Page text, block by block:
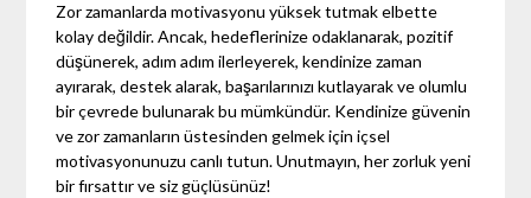
Zor zamanlarda motivasyonu yüksek tutmak elbette
kolay değildir. Ancak, hedeflerinize odaklanarak, pozitif
düşünerek, adım adım ilerleyerek, kendinize zaman
ayırarak, destek alarak, başarılarınızı kutlayarak ve olumlu
bir çevrede bulunarak bu mümkündür. Kendinize güvenin
ve zor zamanların üstesinden gelmek için içsel
motivasyonunuzu canlı tutun. Unutmayın, her zorluk yeni
bir fırsattır ve siz güçlüsünüz!